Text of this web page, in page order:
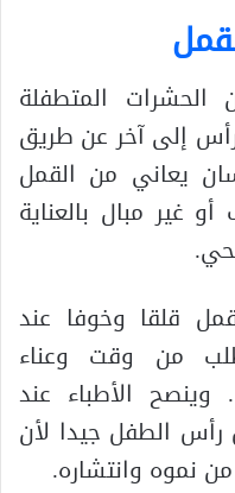
المتطفلة
إلى آخر عن طريق
يعاني من القمل
غير مبال بالعناية
قلقا وخوفا عند
من وقت وعناء
وينصح الأطباء عند
رأس الطفل جيدا لأن
نموه وانتشاره.